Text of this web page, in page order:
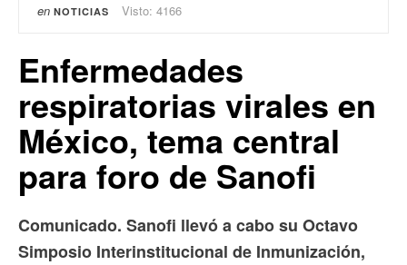
en NOTICIAS Visto: 4166
Enfermedades
respiratorias virales en
México, tema central
para foro de Sanofi
Comunicado. Sanofi llevó a cabo su Octavo
Simposio Interinstitucional de Inmunización,